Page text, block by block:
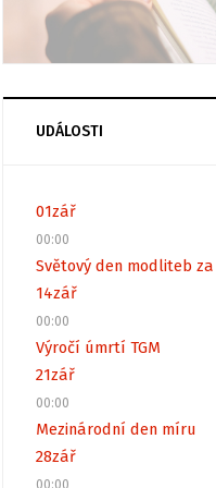
UDÁLOSTI
01zář
00:00
Světový den modliteb
14zář
00:00
Výročí úmrtí TGM
21zář
00:00
Mezinárodní den míru
28zář
00:00